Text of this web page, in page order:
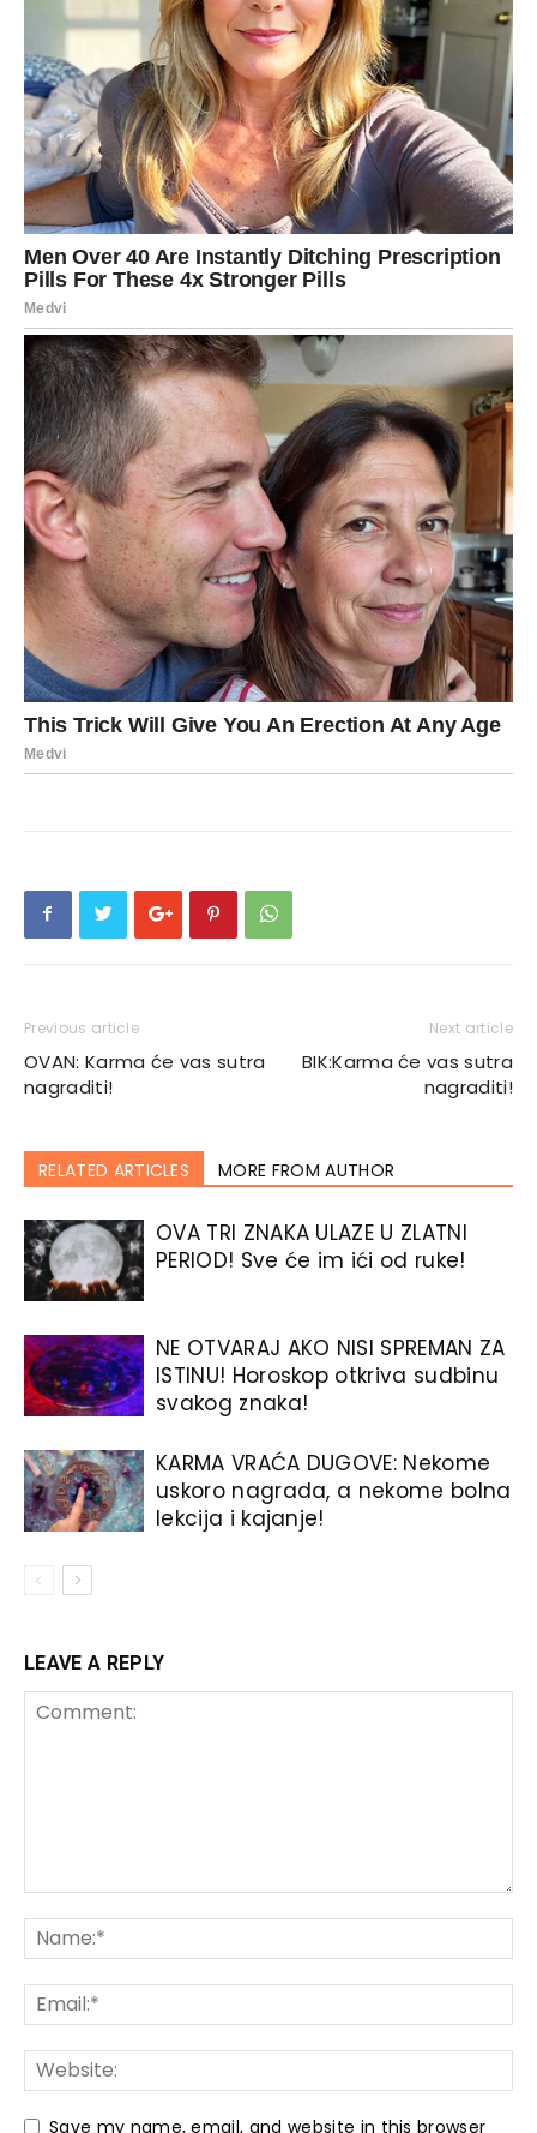
Previous article
OVAN: Karma će vas sutra
nagraditi!
Next article
BIK:Karma će vas sutra
nagraditi!
RELATED ARTICLES MORE FROM AUTHOR
OVA TRI ZNAKA ULAZE U ZLATNI
PERIOD! Sve će im ići od ruke!
NE OTVARAJ AKO NISI SPREMAN ZA
ISTINU! Horoskop otkriva sudbinu
svakog znaka!
KARMA VRAĆA DUGOVE: Nekome
uskoro nagrada, a nekome bolna
lekcija i kajanje!
LEAVE A REPLY
Save my name, email, and website in this browser